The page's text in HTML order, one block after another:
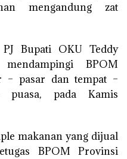
mengandung zat
Bupati OKU Teddy
BPOM
– pasar dan tempat –
puasa, pada Kamis
makanan yang dijual
BPOM Provinsi